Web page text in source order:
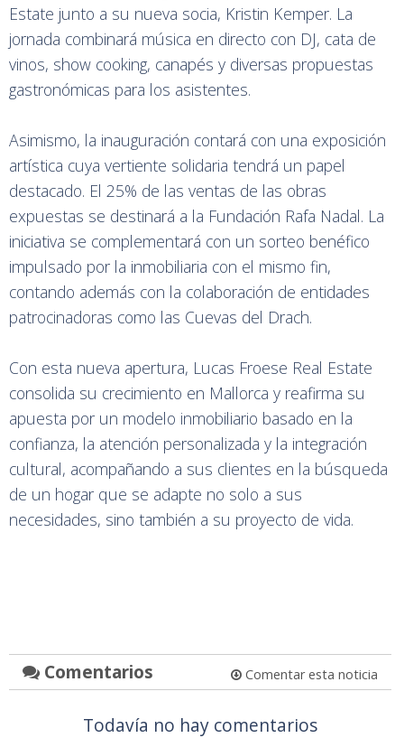
Estate junto a su nueva socia, Kristin Kemper. La
jornada combinará música en directo con DJ, cata de
vinos, show cooking, canapés y diversas propuestas
gastronómicas para los asistentes.
Asimismo, la inauguración contará con una exposición
artística cuya vertiente solidaria tendrá un papel
destacado. El 25% de las ventas de las obras
expuestas se destinará a la Fundación Rafa Nadal. La
iniciativa se complementará con un sorteo benéfico
impulsado por la inmobiliaria con el mismo fin,
contando además con la colaboración de entidades
patrocinadoras como las Cuevas del Drach.
Con esta nueva apertura, Lucas Froese Real Estate
consolida su crecimiento en Mallorca y reafirma su
apuesta por un modelo inmobiliario basado en la
confianza, la atención personalizada y la integración
cultural, acompañando a sus clientes en la búsqueda
de un hogar que se adapte no solo a sus
necesidades, sino también a su proyecto de vida.
Comentarios Comentar esta noticia
Todavía no hay comentarios